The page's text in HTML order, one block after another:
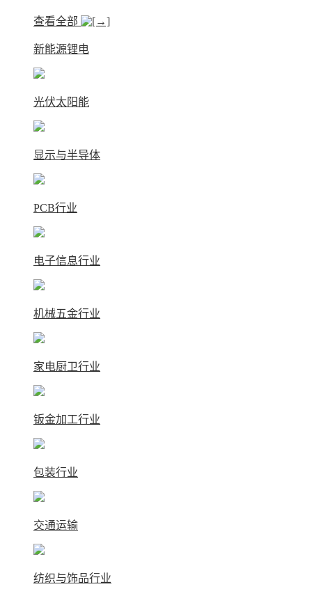
查看全部
新能源锂电
光伏太阳能
显示与半导体
PCB行业
电子信息行业
机械五金行业
家电厨卫行业
钣金加工行业
包装行业
交通运输
纺织与饰品行业